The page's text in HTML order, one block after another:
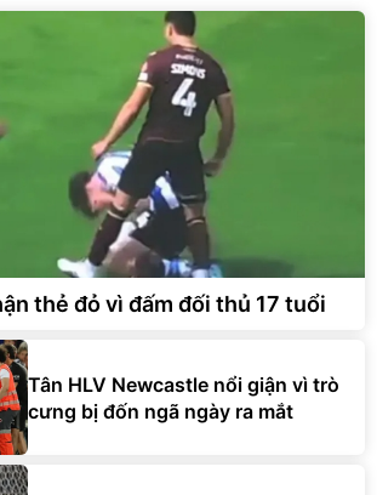
thẻ đỏ vì đấm đối thủ 17 tuổi
Tân HLV Newcastle nổi giận vì trò
cưng bị đốn ngã ngày ra mắt